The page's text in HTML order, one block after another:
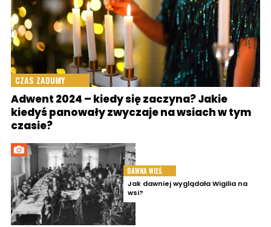
CZAS ZADUMY
Adwent 2024 – kiedy się zaczyna? Jakie
kiedyś panowały zwyczaje na wsiach w tym
czasie?
DAWNA WIEŚ
Jak dawniej wyglądała Wigilia na
wsi?